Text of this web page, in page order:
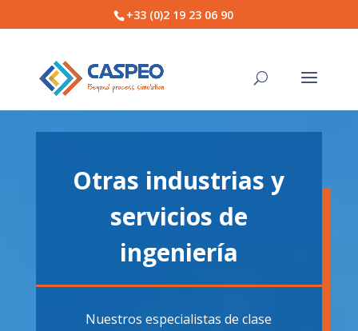
+33 (0)2 19 23 06 90
Otras industrias y
servicios de
ingeniería
Nuestros especialistas de clase